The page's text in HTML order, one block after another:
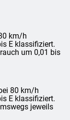
km/h
E klassifiziert.
um 0,01 bis
80 km/h
E klassifiziert.
jeweils